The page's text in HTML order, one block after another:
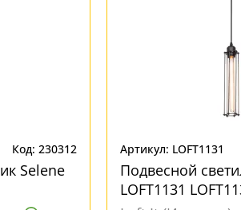
Код: 230312
Selene
Артикул: LOFT1131
Подвесной
LOFT1131